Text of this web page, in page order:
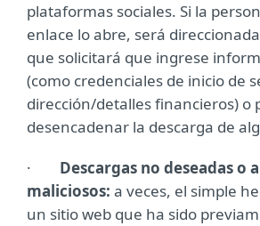
plataformas sociales. Si la
enlace lo abre, será
que solicitará que ingrese
(como credenciales de inicio de
dirección/detalles financieros) o
desencadenar la descarga de
· Descargas no deseadas o
maliciosos: a veces, el simple
un sitio web que ha sido